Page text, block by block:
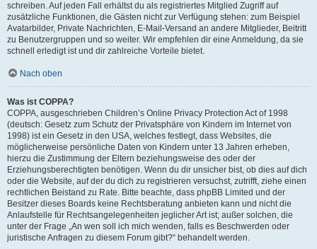
schreiben. Auf jeden Fall erhältst du als registriertes Mitglied Zugriff auf
zusätzliche Funktionen, die Gästen nicht zur Verfügung stehen: zum Beispiel
Avatarbilder, Private Nachrichten, E-Mail-Versand an andere Mitglieder, Beitritt
zu Benutzergruppen und so weiter. Wir empfehlen dir eine Anmeldung, da sie
schnell erledigt ist und dir zahlreiche Vorteile bietet.
Nach oben
Was ist COPPA?
COPPA, ausgeschrieben Children’s Online Privacy Protection Act of 1998
(deutsch: Gesetz zum Schutz der Privatsphäre von Kindern im Internet von
1998) ist ein Gesetz in den USA, welches festlegt, dass Websites, die
möglicherweise persönliche Daten von Kindern unter 13 Jahren erheben,
hierzu die Zustimmung der Eltern beziehungsweise des oder der
Erziehungsberechtigten benötigen. Wenn du dir unsicher bist, ob dies auf dich
oder die Website, auf der du dich zu registrieren versuchst, zutrifft, ziehe einen
rechtlichen Beistand zu Rate. Bitte beachte, dass phpBB Limited und der
Besitzer dieses Boards keine Rechtsberatung anbieten kann und nicht die
Anlaufstelle für Rechtsangelegenheiten jeglicher Art ist; außer solchen, die
unter der Frage „An wen soll ich mich wenden, falls es Beschwerden oder
juristische Anfragen zu diesem Forum gibt?“ behandelt werden.